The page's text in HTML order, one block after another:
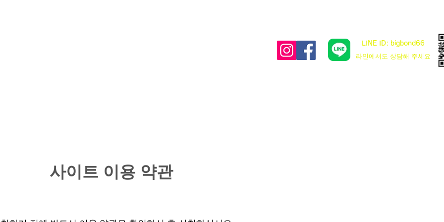
LINE ID: bigbond66
​라인에서도 상담해 주세요
사이트 이용 약관